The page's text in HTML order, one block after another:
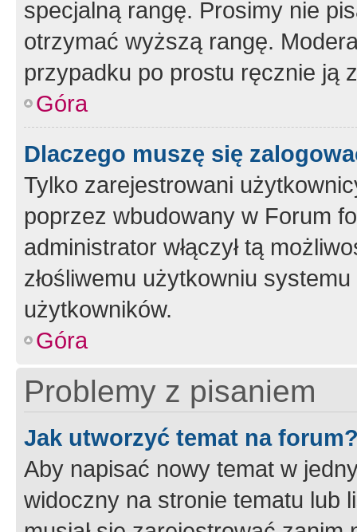
specjalną rangę. Prosimy nie
otrzymać wyższą rangę.
przypadku po prostu ręcznie ją
Góra
Dlaczego muszę się
Tylko zarejestrowani
poprzez wbudowany w Forum
administrator włączył tą
złośliwemu użytkowniu
użytkowników.
Góra
Problemy z pisaniem
Jak utworzyć temat na
Aby napisać nowy temat w
widoczny na stronie tematu lub